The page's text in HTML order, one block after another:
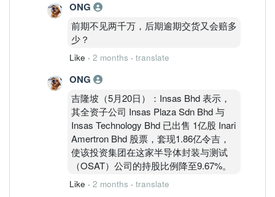
ONG
前期不见两千万，后期逾期交货又会赔多
少？
Like · 2 months · translate
ONG
吉隆坡（5月20日）：Insas Bhd 表示，
其全资子公司 Insas Plaza Sdn Bhd 与
Insas Technology Bhd 已出售 1亿股 Inari
Amertron Bhd 股票，套现1.86亿令吉，
使该投资集团在这家半导体封装与测试
（OSAT）公司的持股比例降至9.67%。
Like · 2 months · translate